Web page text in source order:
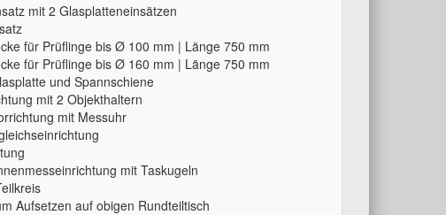
mit 2 Glasplatteneinsätzen
für Prüflinge bis Ø 100 mm | Länge 750 mm
für Prüflinge bis Ø 160 mm | Länge 750 mm
und Spannschiene
mit 2 Objekthaltern
mit Messuhr
mit Taskugeln
Aufsetzen auf obigen Rundteiltisch